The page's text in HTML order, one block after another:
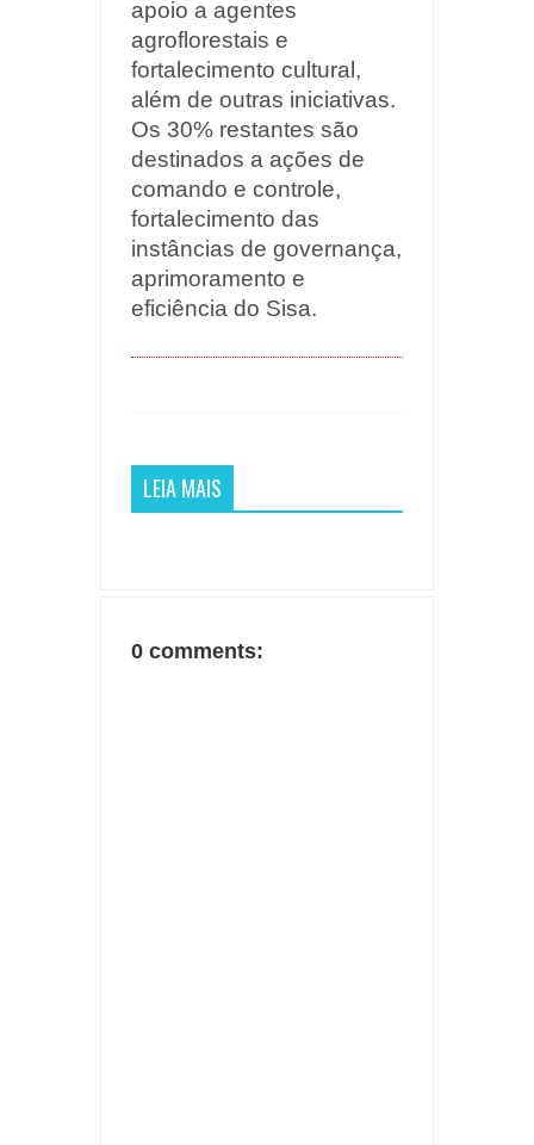
apoio a agentes
agroflorestais e
fortalecimento cultural,
além de outras iniciativas.
Os 30% restantes são
destinados a ações de
comando e controle,
fortalecimento das
instâncias de governança,
aprimoramento e
eficiência do Sisa.
LEIA MAIS
0 comments: